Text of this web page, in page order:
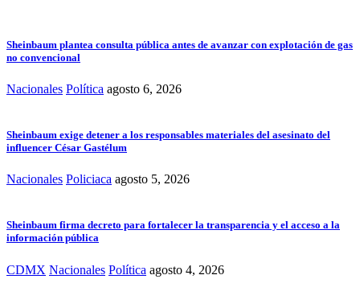
Sheinbaum plantea consulta pública antes de avanzar con explotación de gas
no convencional
Nacionales Política agosto 6, 2026
Sheinbaum exige detener a los responsables materiales del asesinato del
influencer César Gastélum
Nacionales Policiaca agosto 5, 2026
Sheinbaum firma decreto para fortalecer la transparencia y el acceso a la
información pública
CDMX Nacionales Política agosto 4, 2026